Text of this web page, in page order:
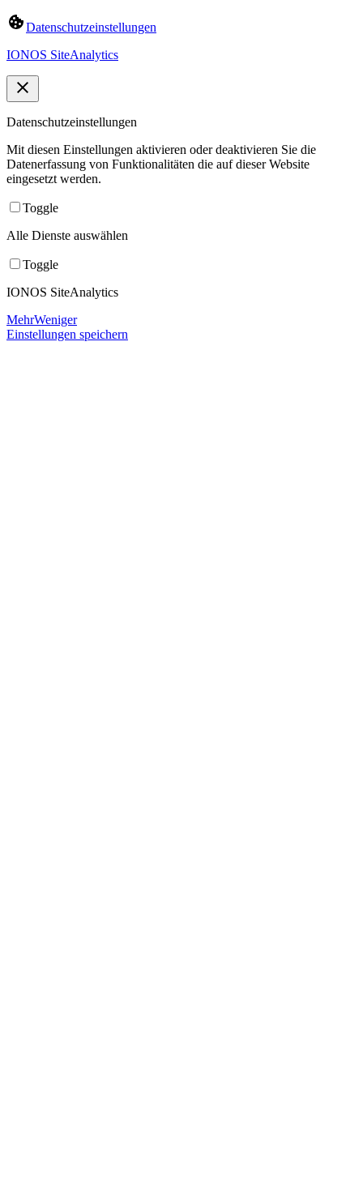
Datenschutzeinstellungen
IONOS SiteAnalytics
Datenschutzeinstellungen
Mit diesen Einstellungen aktivieren oder deaktivieren Sie die
Datenerfassung von Funktionalitäten die auf dieser Website
eingesetzt werden.
Toggle
Alle Dienste auswählen
Toggle
IONOS SiteAnalytics
MehrWeniger
Einstellungen speichern